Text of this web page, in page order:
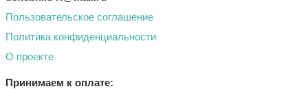
Пользовательское соглашение
Политика конфиденциальности
О проекте
Принимаем к оплате: